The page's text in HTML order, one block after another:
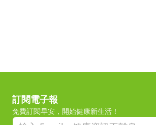
訂閱電子報
免費訂閱早安，開始健康新生活！